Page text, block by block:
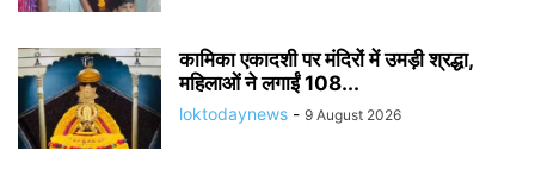
कामिका एकादशी पर मंदिरों में उमड़ी श्रद्धा,
महिलाओं ने लगाईं 108...
loktodaynews - 9 August 2026